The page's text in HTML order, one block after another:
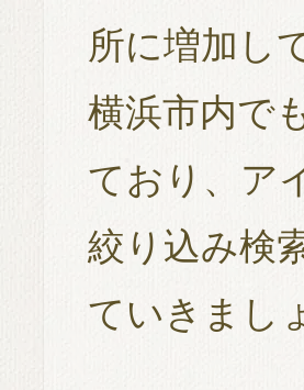
所に増加し
横浜市内で
ており、ア
絞り込み検
ていきまし